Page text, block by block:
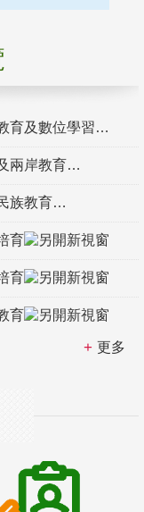
育及數位學習
兩岸教育
族教育
育
育
育
更多